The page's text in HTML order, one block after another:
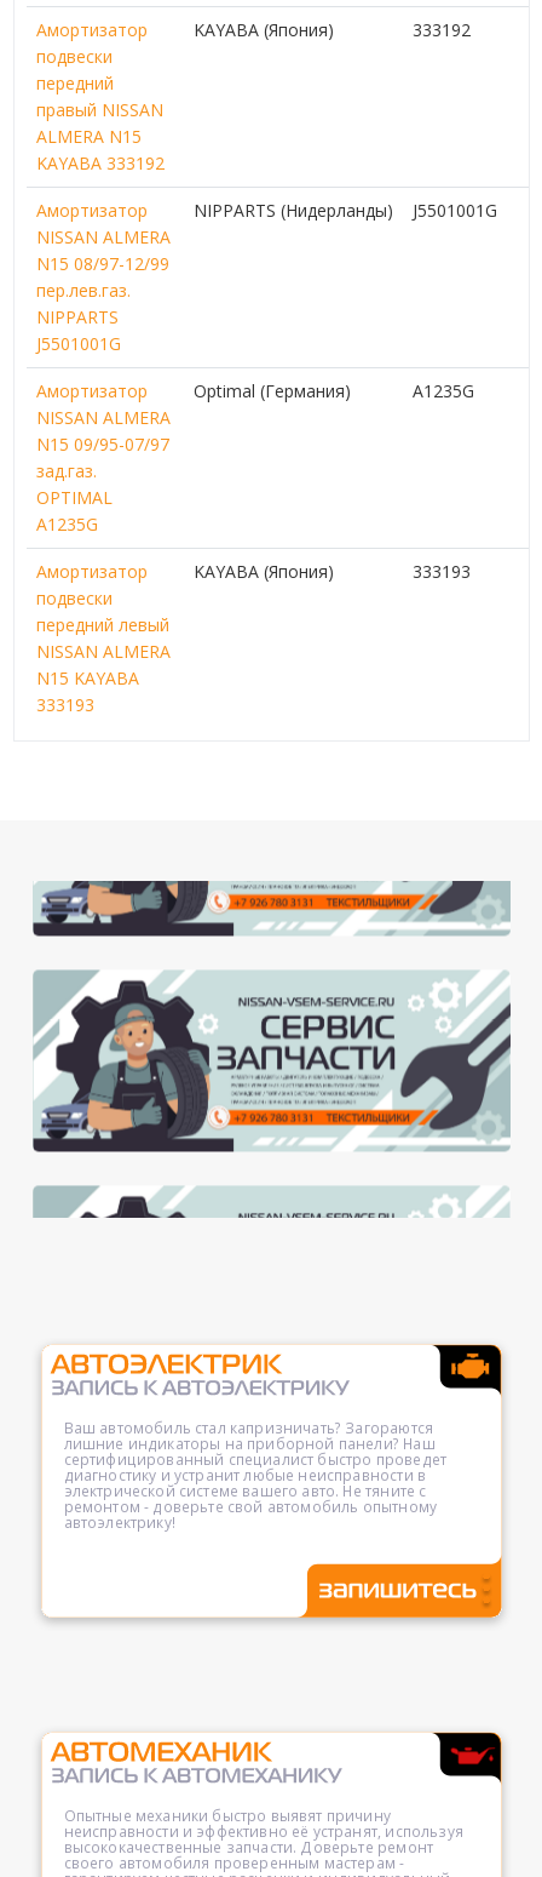
Амортизатор
подвески
передний
правый NISSAN
ALMERA N15
KAYABA 333192
KAYABA (Япония) 333192
Амортизатор
NISSAN ALMERA
N15 08/97-12/99
пер.лев.газ.
NIPPARTS
J5501001G
NIPPARTS (Нидерланды) J5501001G
Амортизатор
NISSAN ALMERA
N15 09/95-07/97
зад.газ.
OPTIMAL
A1235G
Optimal (Германия) A1235G
Амортизатор
подвески
передний левый
NISSAN ALMERA
N15 KAYABA
333193
KAYABA (Япония) 333193
Ваш автомобиль стал капризничать? Загораются
лишние индикаторы на приборной панели? Наш
сертифицированный специалист быстро проведет
диагностику и устранит любые неисправности в
электрической системе вашего авто. Не тяните с
ремонтом - доверьте свой автомобиль опытному
автоэлектрику!
Опытные механики быстро выявят причину
неисправности и эффективно её устранят, используя
высококачественные запчасти. Доверьте ремонт
своего автомобиля проверенным мастерам -